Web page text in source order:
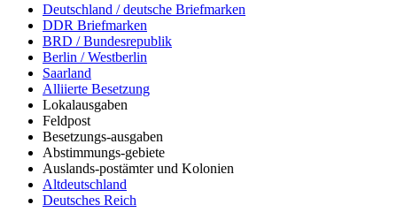
Deutschland / deutsche Briefmarken
DDR Briefmarken
BRD / Bundesrepublik
Berlin / Westberlin
Saarland
Alliierte Besetzung
Lokalausgaben
Feldpost
Besetzungs-ausgaben
Abstimmungs-gebiete
Auslands-postämter und Kolonien
Altdeutschland
Deutsches Reich